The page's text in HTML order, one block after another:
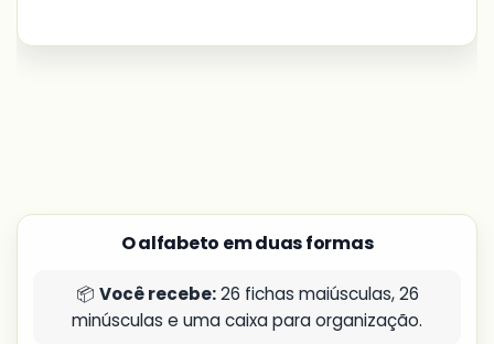
O alfabeto em duas formas
📦 Você recebe:26 fichas maiúsculas, 26
minúsculas e uma caixa para organização.